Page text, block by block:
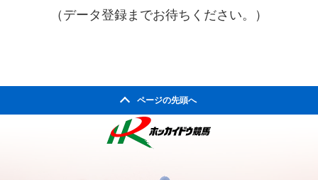
（データ登録までお待ちください。）
ページの先頭へ